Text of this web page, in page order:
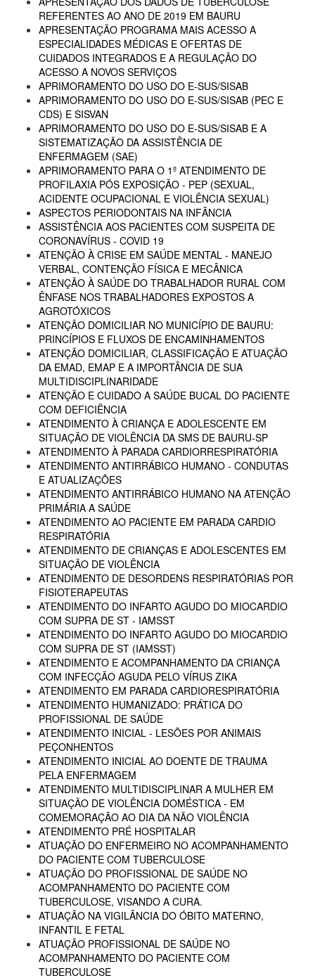
REFERENTES AO ANO DE 2019 EM BAURU
APRESENTAÇÃO PROGRAMA MAIS ACESSO A
ESPECIALIDADES MÉDICAS E OFERTAS DE
CUIDADOS INTEGRADOS E A REGULAÇÃO DO
ACESSO A NOVOS SERVIÇOS
APRIMORAMENTO DO USO DO E-SUS/SISAB
APRIMORAMENTO DO USO DO E-SUS/SISAB (PEC E
CDS) E SISVAN
APRIMORAMENTO DO USO DO E-SUS/SISAB E A
SISTEMATIZAÇÃO DA ASSISTÊNCIA DE
ENFERMAGEM (SAE)
APRIMORAMENTO PARA O 1º ATENDIMENTO DE
PROFILAXIA PÓS EXPOSIÇÃO - PEP (SEXUAL,
ACIDENTE OCUPACIONAL E VIOLÊNCIA SEXUAL)
ASPECTOS PERIODONTAIS NA INFÂNCIA
ASSISTÊNCIA AOS PACIENTES COM SUSPEITA DE
CORONAVÍRUS - COVID 19
ATENÇÃO À CRISE EM SAÚDE MENTAL - MANEJO
VERBAL, CONTENÇÃO FÍSICA E MECÂNICA
ATENÇÃO À SAÚDE DO TRABALHADOR RURAL COM
ÊNFASE NOS TRABALHADORES EXPOSTOS A
AGROTÓXICOS
ATENÇÃO DOMICILIAR NO MUNICÍPIO DE BAURU:
PRINCÍPIOS E FLUXOS DE ENCAMINHAMENTOS
ATENÇÃO DOMICILIAR, CLASSIFICAÇÃO E ATUAÇÃO
DA EMAD, EMAP E A IMPORTÂNCIA DE SUA
MULTIDISCIPLINARIDADE
ATENÇÃO E CUIDADO A SAÚDE BUCAL DO PACIENTE
COM DEFICIÊNCIA
ATENDIMENTO À CRIANÇA E ADOLESCENTE EM
SITUAÇÃO DE VIOLÊNCIA DA SMS DE BAURU-SP
ATENDIMENTO À PARADA CARDIORRESPIRATÓRIA
ATENDIMENTO ANTIRRÁBICO HUMANO - CONDUTAS
E ATUALIZAÇÕES
ATENDIMENTO ANTIRRÁBICO HUMANO NA ATENÇÃO
PRIMÁRIA A SAÚDE
ATENDIMENTO AO PACIENTE EM PARADA CARDIO
RESPIRATÓRIA
ATENDIMENTO DE CRIANÇAS E ADOLESCENTES EM
SITUAÇÃO DE VIOLÊNCIA
ATENDIMENTO DE DESORDENS RESPIRATÓRIAS POR
FISIOTERAPEUTAS
ATENDIMENTO DO INFARTO AGUDO DO MIOCARDIO
COM SUPRA DE ST - IAMSST
ATENDIMENTO DO INFARTO AGUDO DO MIOCARDIO
COM SUPRA DE ST (IAMSST)
ATENDIMENTO E ACOMPANHAMENTO DA CRIANÇA
COM INFECÇÃO AGUDA PELO VÍRUS ZIKA
ATENDIMENTO EM PARADA CARDIORESPIRATÓRIA
ATENDIMENTO HUMANIZADO: PRÁTICA DO
PROFISSIONAL DE SAÚDE
ATENDIMENTO INICIAL - LESÕES POR ANIMAIS
PEÇONHENTOS
ATENDIMENTO INICIAL AO DOENTE DE TRAUMA
PELA ENFERMAGEM
ATENDIMENTO MULTIDISCIPLINAR A MULHER EM
SITUAÇÃO DE VIOLÊNCIA DOMÉSTICA - EM
COMEMORAÇÃO AO DIA DA NÃO VIOLÊNCIA
ATENDIMENTO PRÉ HOSPITALAR
ATUAÇÃO DO ENFERMEIRO NO ACOMPANHAMENTO
DO PACIENTE COM TUBERCULOSE
ATUAÇÃO DO PROFISSIONAL DE SAÚDE NO
ACOMPANHAMENTO DO PACIENTE COM
TUBERCULOSE, VISANDO A CURA.
ATUAÇÃO NA VIGILÂNCIA DO ÓBITO MATERNO,
INFANTIL E FETAL
ATUAÇÃO PROFISSIONAL DE SAÚDE NO
ACOMPANHAMENTO DO PACIENTE COM
TUBERCULOSE